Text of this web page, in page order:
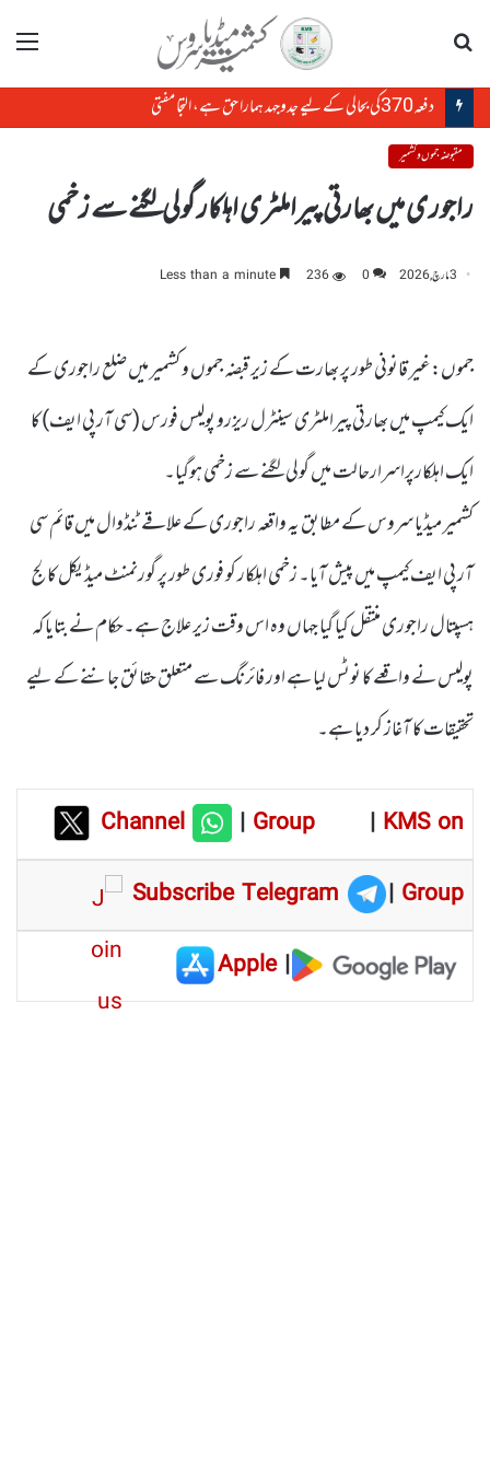
مینو
دفعہ370کی بحالی کے لیے جدوجہد ہمارا حق ہے، التجا مفتی
مقبوضہ جموں و کشمیر
راجوری میں بھارتی پیراملٹری اہلکار گولی لگنے سے زخمی
3 مارچ, 2026 0
236
جموں:غیر قانونی طور پر بھارت کے زیر قبضہ جموں و کشمیر میں ضلع راجوری کے
ایک کیمپ میں بھارتی پیراملٹری سینٹرل ریزرو پولیس فورس (سی آر پی ایف) کا
ایک اہلکارپراسرارحالت میں گولی لگنے سے زخمی ہوگیا۔
کشمیر میڈیا سروس کے مطابق یہ واقعہ راجوری کے علاقے ٹنڈوال میں قائم سی
آر پی ایف کیمپ میں پیش آیا۔ زخمی اہلکار کو فوری طور پر گورنمنٹ میڈیکل کالج
ہسپتال راجوری منتقل کیا گیا جہاں وہ اس وقت زیر علاج ہے۔حکام نے بتایا کہ
پولیس نے واقعے کا نوٹس لیا ہے اور فائرنگ سے متعلق حقائق جاننے کے لیے
تحقیقات کا آغاز کر دیا ہے۔
Channel |Group | KMS on
Subscribe Telegram
| Group
|
Apple